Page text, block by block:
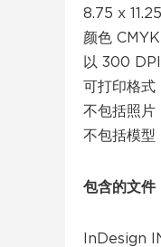
8.75 x
颜色 CMYK
以 300
可打印格式
不包括照片
不包括模型
包含的文件
InDesign